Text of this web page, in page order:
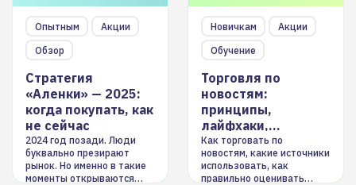
Опытным
Акции
Обзор
Стратегия
«Аленки» — 2025:
когда покупать, как
не сейчас
2024 год позади. Люди
буквально презирают
рынок. Но именно в такие
моменты открываются
Новичкам
Акции
Обучение
Торговля по
новостям:
принципы,
лайфхаки,
инструменты
Как торговать по
новостям, какие источники
использовать, как
правильно оценивать